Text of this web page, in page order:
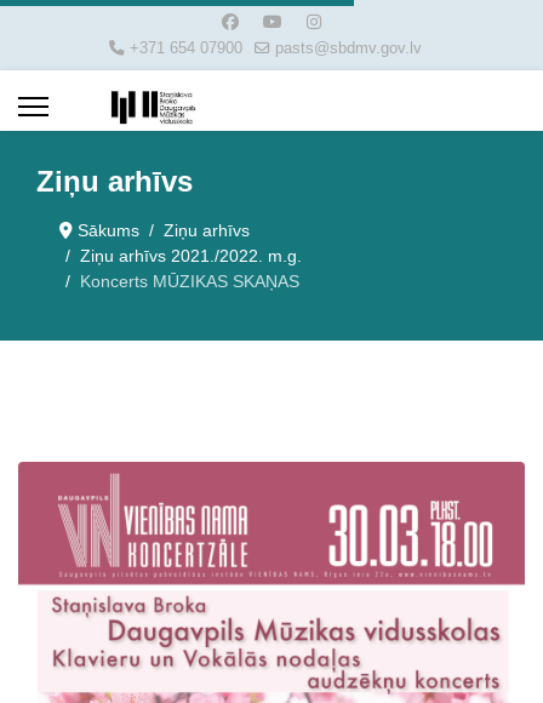
+371 654 07900 pasts@sbdmv.gov.lv
Ziņu arhīvs
Sākums
Ziņu arhīvs
Ziņu arhīvs 2021./2022. m.g.
Koncerts MŪZIKAS SKAŅAS